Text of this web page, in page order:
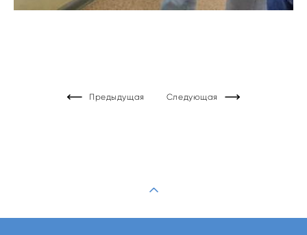
Предыдущая Следующая